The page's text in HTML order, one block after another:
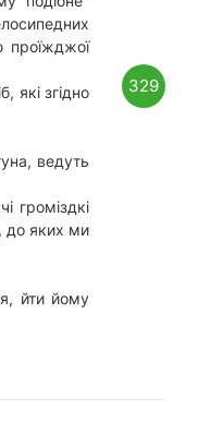
проїжджої
які згідно
ведуть
громіздкі
до яких ми
йти йому
329